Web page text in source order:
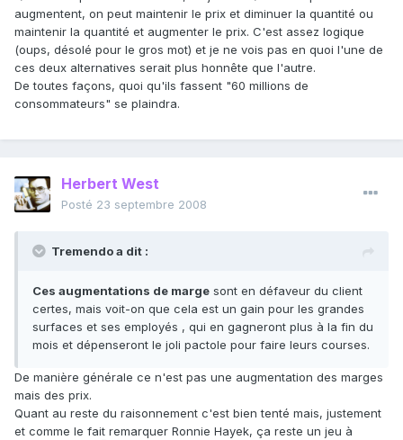
augmentent, on peut maintenir le prix et diminuer la quantité ou
maintenir la quantité et augmenter le prix. C'est assez logique
(oups, désolé pour le gros mot) et je ne vois pas en quoi l'une de
ces deux alternatives serait plus honnête que l'autre.
De toutes façons, quoi qu'ils fassent "60 millions de
consommateurs" se plaindra.
Herbert West
Posté 23 septembre 2008
Tremendo a dit :
Ces augmentations de marge sont en défaveur du client
certes, mais voit-on que cela est un gain pour les grandes
surfaces et ses employés , qui en gagneront plus à la fin du
mois et dépenseront le joli pactole pour faire leurs courses.
De manière générale ce n'est pas une augmentation des marges
mais des prix.
Quant au reste du raisonnement c'est bien tenté mais, justement
et comme le fait remarquer Ronnie Hayek, ça reste un jeu à